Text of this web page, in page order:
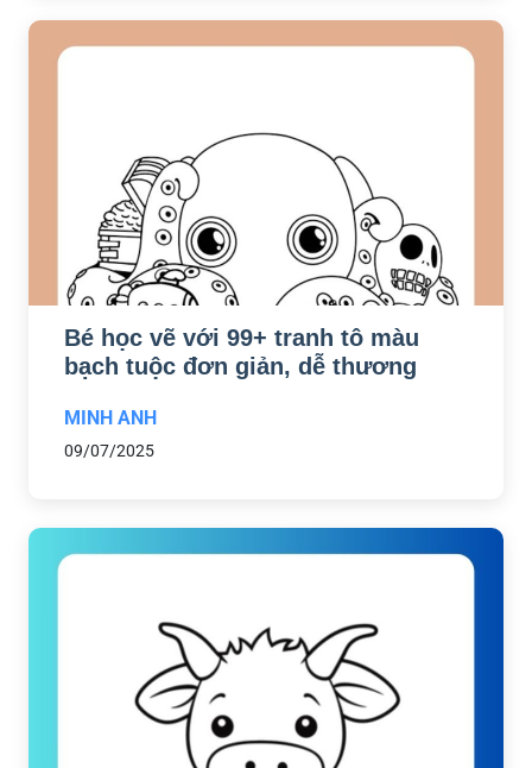
Bé học vẽ với 99+ tranh tô màu
bạch tuộc đơn giản, dễ thương
MINH ANH
09/07/2025